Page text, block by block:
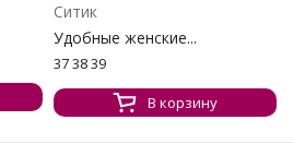
Ситик
Удобные женские...
37 38 39
В корзину